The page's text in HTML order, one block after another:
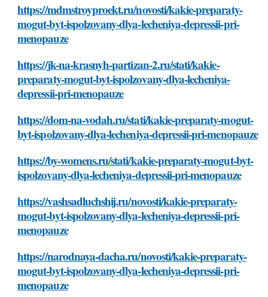
https://mdmstroyproekt.ru/novosti/kakie-preparaty-
mogut-byt-ispolzovany-dlya-lecheniya-depressii-pri-
menopauze
https://jk-na-krasnyh-partizan-2.ru/stati/kakie-
preparaty-mogut-byt-ispolzovany-dlya-lecheniya-
depressii-pri-menopauze
https://dom-na-vodah.ru/stati/kakie-preparaty-mogut-
byt-ispolzovany-dlya-lecheniya-depressii-pri-menopauze
https://by-womens.ru/stati/kakie-preparaty-mogut-byt-
ispolzovany-dlya-lecheniya-depressii-pri-menopauze
https://vashsadluchshij.ru/novosti/kakie-preparaty-
mogut-byt-ispolzovany-dlya-lecheniya-depressii-pri-
menopauze
https://narodnaya-dacha.ru/novosti/kakie-preparaty-
mogut-byt-ispolzovany-dlya-lecheniya-depressii-pri-
menopauze